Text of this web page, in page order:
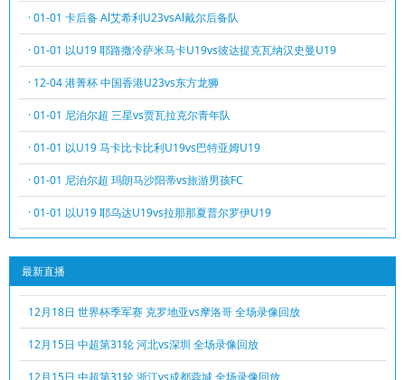
· 01-01 卡后备 Al艾希利U23vsAl戴尔后备队
· 01-01 以U19 耶路撒冷萨米马卡U19vs彼达提克瓦纳汉史曼U19
· 12-04 港菁杯 中国香港U23vs东方龙狮
· 01-01 尼泊尔超 三星vs贾瓦拉克尔青年队
· 01-01 以U19 马卡比卡比利U19vs巴特亚姆U19
· 01-01 尼泊尔超 玛朗马沙阳蒂vs旅游男孩FC
· 01-01 以U19 耶乌达U19vs拉那那夏普尔罗伊U19
最新直播
12月18日 世界杯季军赛 克罗地亚vs摩洛哥 全场录像回放
12月15日 中超第31轮 河北vs深圳 全场录像回放